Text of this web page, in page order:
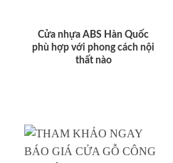
Cửa nhựa ABS Hàn Quốc
phù hợp với phong cách nội
thất nào